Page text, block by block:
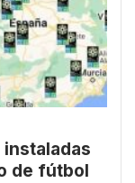
de fútbol